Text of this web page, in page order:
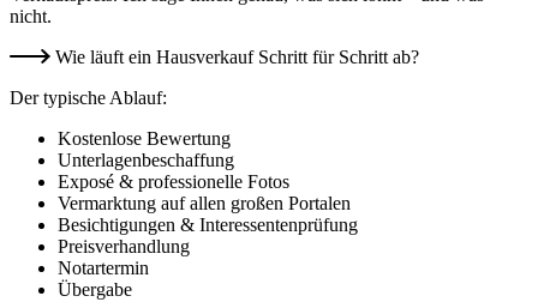
nicht.
Wie läuft ein Hausverkauf Schritt für Schritt ab?
Der typische Ablauf:
Kostenlose Bewertung
Unterlagenbeschaffung
Exposé & professionelle Fotos
Vermarktung auf allen großen Portalen
Besichtigungen & Interessentenprüfung
Preisverhandlung
Notartermin
Übergabe